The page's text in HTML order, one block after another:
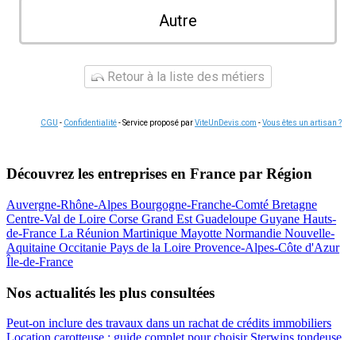
Autre
Retour à la liste des métiers
CGU - Confidentialité- Service proposé parViteUnDevis.com -Vous êtes un artisan ?
Découvrez les entreprises en France par Région
Auvergne-Rhône-Alpes Bourgogne-Franche-Comté Bretagne
Centre-Val de Loire Corse Grand Est Guadeloupe Guyane Hauts-
de-France La Réunion Martinique Mayotte Normandie Nouvelle-
Aquitaine Occitanie Pays de la Loire Provence-Alpes-Côte d'Azur
Île-de-France
Nos actualités les plus consultées
Peut-on inclure des travaux dans un rachat de crédits immobiliers